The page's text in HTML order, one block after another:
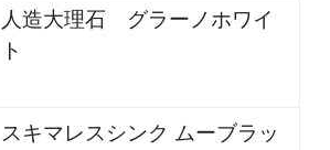
人造大理石 グラーノホワイ
ト
スキマレスシンク ムーブラッ